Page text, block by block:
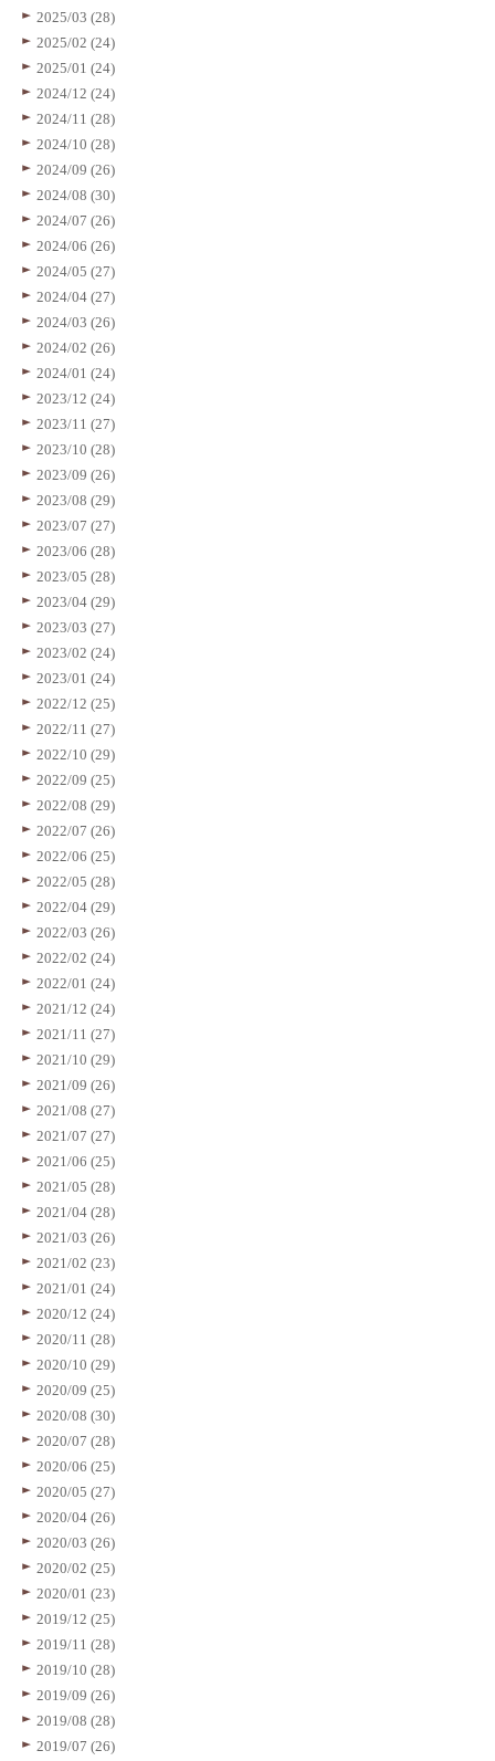
2025/03 (28)
2025/02 (24)
2025/01 (24)
2024/12 (24)
2024/11 (28)
2024/10 (28)
2024/09 (26)
2024/08 (30)
2024/07 (26)
2024/06 (26)
2024/05 (27)
2024/04 (27)
2024/03 (26)
2024/02 (26)
2024/01 (24)
2023/12 (24)
2023/11 (27)
2023/10 (28)
2023/09 (26)
2023/08 (29)
2023/07 (27)
2023/06 (28)
2023/05 (28)
2023/04 (29)
2023/03 (27)
2023/02 (24)
2023/01 (24)
2022/12 (25)
2022/11 (27)
2022/10 (29)
2022/09 (25)
2022/08 (29)
2022/07 (26)
2022/06 (25)
2022/05 (28)
2022/04 (29)
2022/03 (26)
2022/02 (24)
2022/01 (24)
2021/12 (24)
2021/11 (27)
2021/10 (29)
2021/09 (26)
2021/08 (27)
2021/07 (27)
2021/06 (25)
2021/05 (28)
2021/04 (28)
2021/03 (26)
2021/02 (23)
2021/01 (24)
2020/12 (24)
2020/11 (28)
2020/10 (29)
2020/09 (25)
2020/08 (30)
2020/07 (28)
2020/06 (25)
2020/05 (27)
2020/04 (26)
2020/03 (26)
2020/02 (25)
2020/01 (23)
2019/12 (25)
2019/11 (28)
2019/10 (28)
2019/09 (26)
2019/08 (28)
2019/07 (26)